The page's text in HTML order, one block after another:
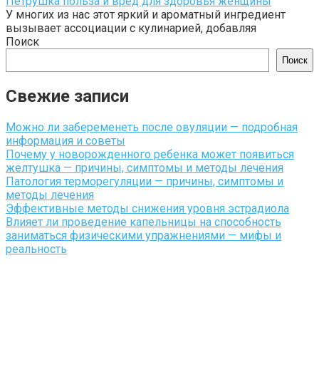
У многих из нас этот яркий и ароматный ингредиент
вызывает ассоциации с кулинарией, добавляя
Поиск
Поиск
Свежие записи
Можно ли забеременеть после овуляции — подробная
информация и советы
Почему у новорожденного ребенка может появиться
желтушка — причины, симптомы и методы лечения
Патология терморегуляции — причины, симптомы и
методы лечения
Эффективные методы снижения уровня эстрадиола
Влияет ли проведение капельницы на способность
заниматься физическими упражнениями — мифы и
реальность